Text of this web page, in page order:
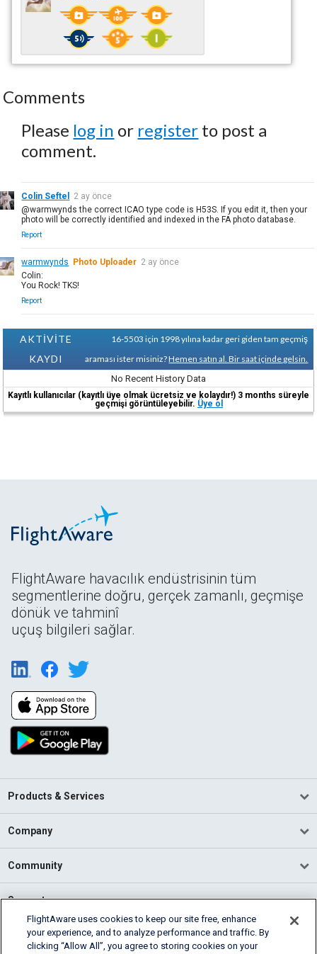
Comments
Please log in or register to post a
comment.
Colin Seftel
2 ay önce
@warmwynds the correct ICAO type code is H53S. If you edit it, then your
photo will be correctly identified and indexed in the FA photo database.
Report
warmwynds Photo Uploader 2 ay önce
Colin:
You Rock! TKS!
Report
AKTİVİTE
KAYDI
16-5503 için 1998 yılına kadar geri giden tam geçmiş
araması ister misiniz?Hemen satın al. Bir saat içinde gelsin.
No Recent History Data
Kayıtlı kullanıcılar (kayıtlı üye olmak ücretsiz ve kolaydır!) 3 months süreyle
geçmişi görüntüleyebilir. Üye ol
FlightAware havacılık endüstrisinin tüm
segmentlerine doğru, gerçek zamanlı, geçmişe
dönük ve tahminî
uçuş bilgileri sağlar.
Products & Services
Company
Community
Support
English (USA)
2026 FlightAware
FlightAware uses cookies to keep our site free, enhance
your experience, and to analyze performance and traffic. By
clicking “Allow All”, you agree to storing cookies on your